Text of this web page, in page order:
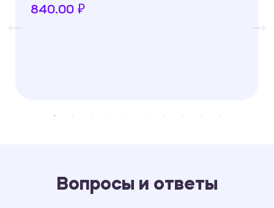
840.00 ₽
Вопросы и ответы